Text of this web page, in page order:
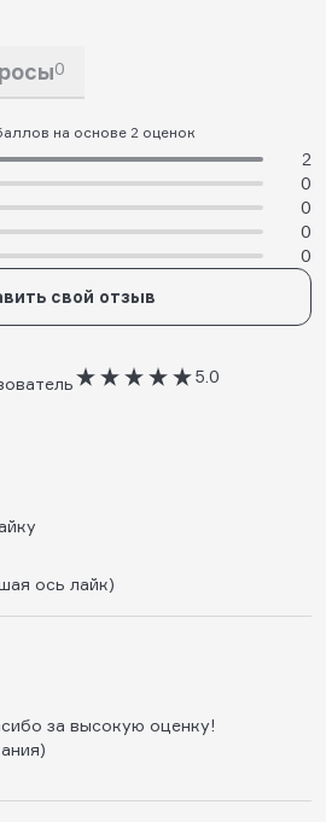
0
на основе 2 оценок
2
0
0
0
0
свой отзыв
5.0
ось лайк)
за высокую оценку!